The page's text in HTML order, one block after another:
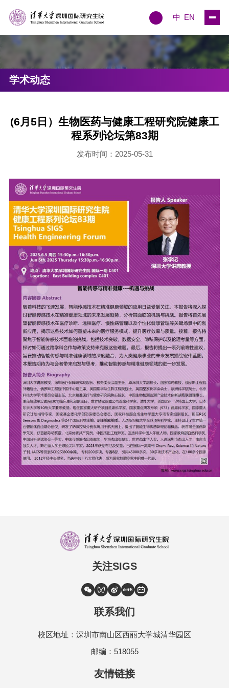
中 EN
学术动态
(6月5日）生物医药与健康工程研究院健康工
程系列论坛第83期
发布时间：2025-05-31
关注SIGS
联系我们
校区地址：深圳市南山区西丽大学城清华园区
邮编：518055
友情链接